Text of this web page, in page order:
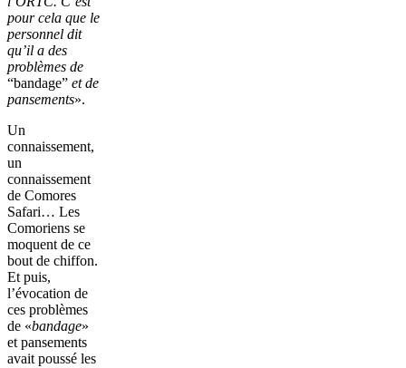
pour cela que le
personnel dit
qu’il a des
problèmes de
“bandage” et de
pansements».
Un
connaissement,
un
connaissement
de Comores
Safari… Les
Comoriens se
moquent de ce
bout de chiffon.
Et puis,
l’évocation de
ces problèmes
de «bandage»
et pansements
avait poussé les